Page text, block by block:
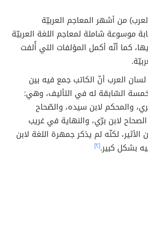
من أشهر المعاجم العربيّة
موسوعة شاملة لمعاجم اللغة العربيّة
كما أنّه أكمل المؤلفات التي أُلفت
العرب أنّ الكاتب جمع فيه بين
السّابقة له في التأليف، وهي:
والمحكم لابن سيده، والصّحاح
لابن برّي، والنهاية في غريب
الأثير، لكنّه لم يذكر جمهرة اللغة لابن
بشكل كبير.[٢]